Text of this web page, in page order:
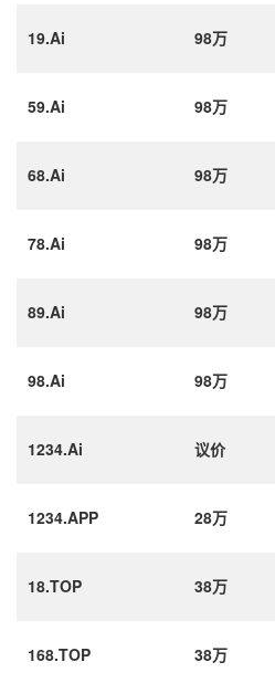
19.Ai 98万
59.Ai 98万
68.Ai 98万
78.Ai 98万
89.Ai 98万
98.Ai 98万
1234.Ai 议价
1234.APP 28万
18.TOP 38万
168.TOP 38万